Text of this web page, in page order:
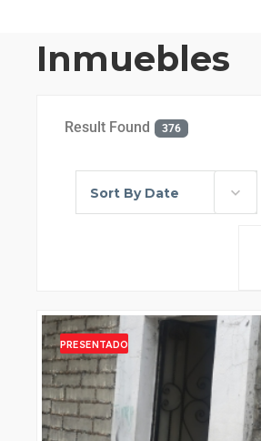
Inmuebles
Result Found 376
Sort By Date
PRESENTADO